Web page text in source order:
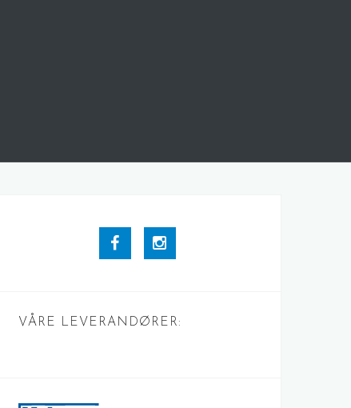
Facebook
VÅRE LEVERANDØRER: